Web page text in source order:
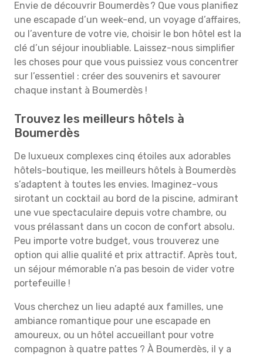
Envie de découvrir Boumerdès ? Que vous planifiez
une escapade d’un week-end, un voyage d’affaires,
ou l’aventure de votre vie, choisir le bon hôtel est la
clé d’un séjour inoubliable. Laissez-nous simplifier
les choses pour que vous puissiez vous concentrer
sur l’essentiel : créer des souvenirs et savourer
chaque instant à Boumerdès !
Trouvez les meilleurs hôtels à
Boumerdès
De luxueux complexes cinq étoiles aux adorables
hôtels-boutique, les meilleurs hôtels à Boumerdès
s’adaptent à toutes les envies. Imaginez-vous
sirotant un cocktail au bord de la piscine, admirant
une vue spectaculaire depuis votre chambre, ou
vous prélassant dans un cocon de confort absolu.
Peu importe votre budget, vous trouverez une
option qui allie qualité et prix attractif. Après tout,
un séjour mémorable n’a pas besoin de vider votre
portefeuille !
Vous cherchez un lieu adapté aux familles, une
ambiance romantique pour une escapade en
amoureux, ou un hôtel accueillant pour votre
compagnon à quatre pattes ? À Boumerdès, il y a